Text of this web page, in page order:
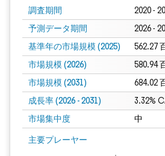
調査期間 2020 -
予測データ期間 2026 -
基準年の市場規模 (2025) 562.27
市場規模 (2026) 580.94
市場規模 (2031) 684.02
成長率 (2026 - 2031) 3.32%
市場集中度 中
主要プレーヤー
画像 © Mordor Intelligence。再利用にはCC